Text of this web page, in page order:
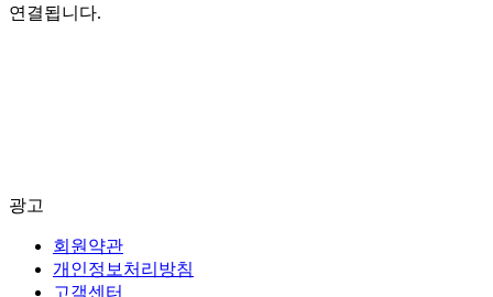
연결됩니다.
광고
회원약관
개인정보처리방침
고객센터